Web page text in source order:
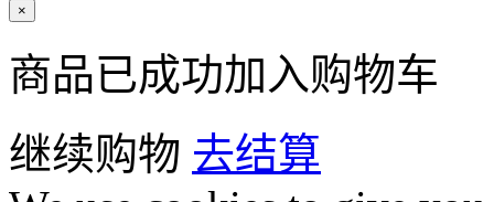
×
商品已成功加入购物车
继续购物 去结算